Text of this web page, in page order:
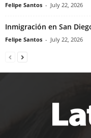
Felipe Santos - July 22, 2026
Inmigración en San
Felipe Santos - July 22, 2026